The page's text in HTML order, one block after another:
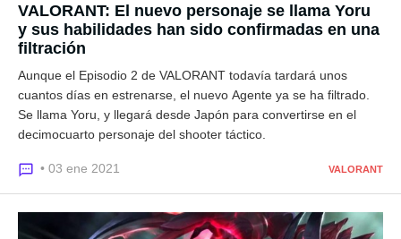
VALORANT: El nuevo personaje se llama Yoru
y sus habilidades han sido confirmadas en una
filtración
Aunque el Episodio 2 de VALORANT todavía tardará unos
cuantos días en estrenarse, el nuevo Agente ya se ha filtrado.
Se llama Yoru, y llegará desde Japón para convertirse en el
decimocuarto personaje del shooter táctico.
• 03 ene 2021 VALORANT